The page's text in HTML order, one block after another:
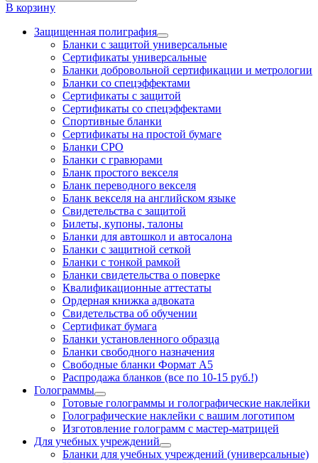
В корзину
Защищенная полиграфия
Бланки с защитой универсальные
Сертификаты универсальные
Бланки добровольной сертификации и метрологии
Бланки со спецэффектами
Сертификаты с защитой
Сертификаты со спецэффектами
Спортивные бланки
Cертификаты на простой бумаге
Бланки СРО
Бланки с гравюрами
Бланк простого векселя
Бланк переводного векселя
Бланк векселя на английском языке
Свидетельства с защитой
Билеты, купоны, талоны
Бланки для автошкол и автосалона
Бланки с защитной сеткой
Бланки с тонкой рамкой
Бланки свидетельства о поверке
Квалификационные аттестаты
Ордерная книжка адвоката
Свидетельства об обучении
Сертификат бумага
Бланки установленного образца
Бланки свободного назначения
Свободные бланки Формат А5
Распродажа бланков (все по 10-15 руб.!)
Голограммы
Готовые голограммы и голографические наклейки
Голографические наклейки с вашим логотипом
Изготовление голограмм с мастер-матрицей
Для учебных учреждений
Бланки для учебных учреждений (универсальные)